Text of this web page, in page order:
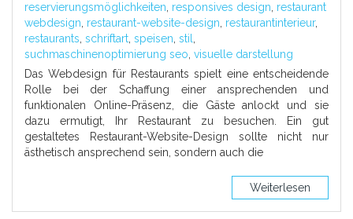
reservierungsmöglichkeiten responsives design restaurant
webdesign restaurant-website-design restaurantinterieur,
restaurants schriftart speisen stil
suchmaschinenoptimierung seo visuelle darstellung
Das Webdesign für Restaurants spielt eine entscheidende
Rolle bei der Schaffung einer ansprechenden und
funktionalen Online-Präsenz, die Gäste anlockt und sie
dazu ermutigt, Ihr Restaurant zu besuchen. Ein gut
gestaltetes Restaurant-Website-Design sollte nicht nur
ästhetisch ansprechend sein, sondern auch die
Weiterlesen